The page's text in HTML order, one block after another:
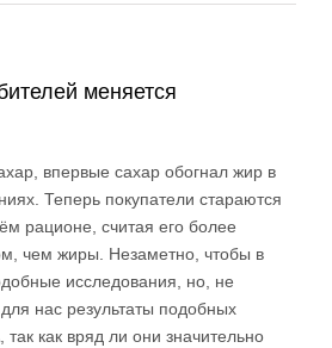
меняется
впервые сахар обогнал жир в
Теперь покупатели стараются
рационе, считая его более
чем жиры. Незаметно, чтобы в
исследования, но, не
нас результаты подобных
как вряд ли они значительно